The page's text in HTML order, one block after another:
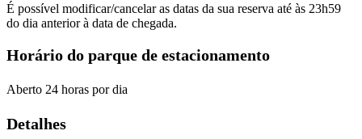
É possível modificar/cancelar as datas da sua reserva até às 23h59
do dia anterior à data de chegada.
Horário do parque de estacionamento
Aberto 24 horas por dia
Detalhes